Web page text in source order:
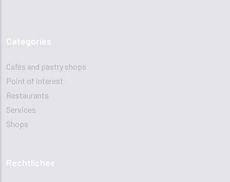
Categories
Cafés and pastry shops
Point of interest
Restaurants
Services
Shops
Rechtliches